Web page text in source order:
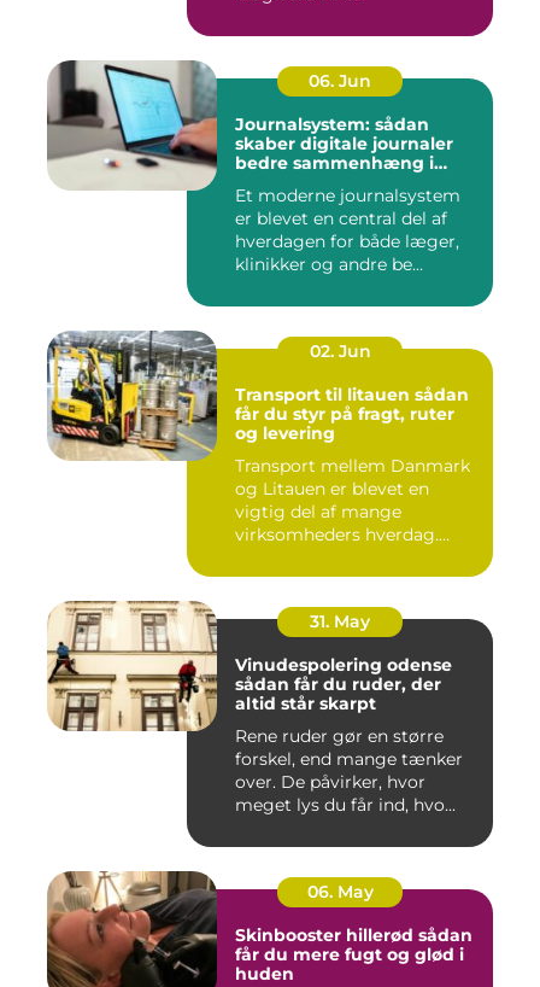
06. Jun
Journalsystem: sådan
skaber digitale journaler
bedre sammenhæng i
Et moderne journalsystem
er blevet en central del af
hverdagen for både læger,
klinikker og andre be...
02. Jun
Transport til litauen sådan
får du styr på fragt, ruter
og levering
Transport mellem Danmark
og Litauen er blevet en
vigtig del af mange
virksomheders hverdag.
31. May
Vinudespolering odense
sådan får du ruder, der
altid står skarpt
Rene ruder gør en større
forskel, end mange tænker
over. De påvirker, hvor
meget lys du får ind, hvo...
06. May
Skinbooster hillerød sådan
får du mere fugt og glød i
huden